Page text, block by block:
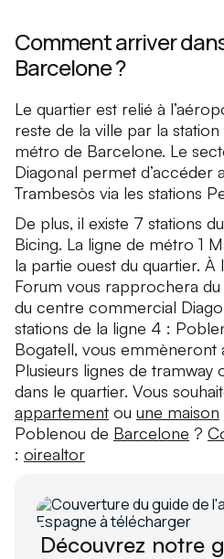
Comment arriver
Barcelone ?
Le quartier est relié à
reste de la ville par la
métro de Barcelone. Le
Diagonal permet d’accéder
Trambesòs via les stations
De plus, il existe 7 stations
Bicing. La ligne de métro 1
la partie ouest du quartier. À
Forum vous rapprochera
du centre commercial
stations de la ligne 4 :
Bogatell, vous
Plusieurs lignes de
dans le quartier. Vous
appartement ou une maison
Poblenou de Barcelone ?
: oirealtor
Découvrez notre